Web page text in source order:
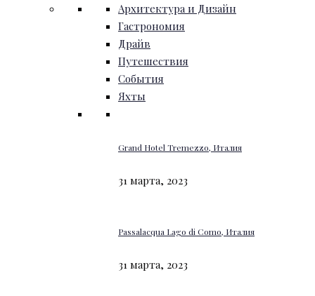
Архитектура и Дизайн
Гастрономия
Драйв
Путешествия
События
Яхты
Grand Hotel Tremezzo, Италия
31 марта, 2023
Passalacqua Lago di Como, Италия
31 марта, 2023